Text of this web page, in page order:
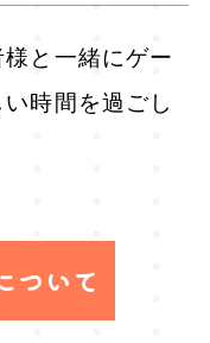
と一緒にゲー
時間を過ごし
ついて